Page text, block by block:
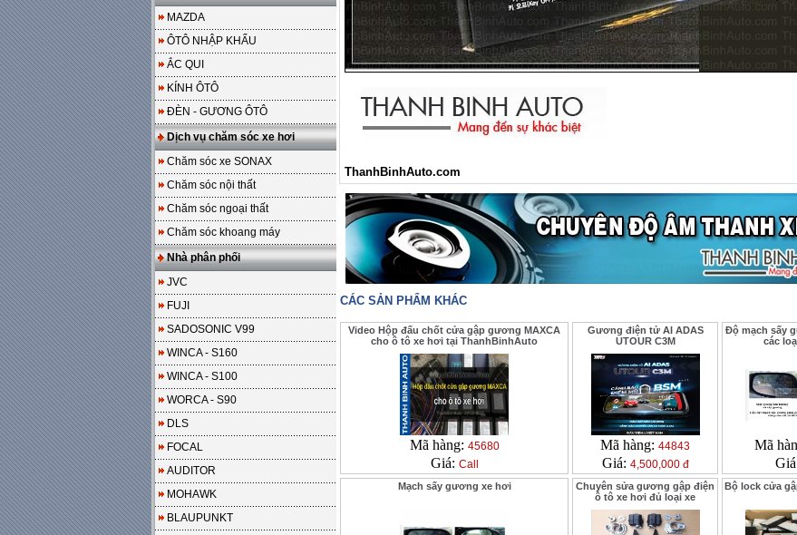
MAZDA
ÔTÔ NHẬP KHẨU
ẮC QUI
KÍNH ÔTÔ
ĐÈN - GƯƠNG ÔTÔ
Dịch vụ chăm sóc xe hơi
Chăm sóc xe SONAX
Chăm sóc nội thất
Chăm sóc ngoại thất
Chăm sóc khoang máy
Nhà phân phối
JVC
FUJI
SADOSONIC V99
WINCA - S160
WINCA - S100
WORCA - S90
DLS
FOCAL
AUDITOR
MOHAWK
BLAUPUNKT
ThanhBinhAuto.com
CÁC SẢN PHẨM KHÁC
Video Hộp đấu chốt cửa gập gương MAXCA
cho ô tô xe hơi tại ThanhBinhAuto
Mã hàng: 45680
Giá: Call
Gương điện tử AI ADAS
UTOUR C3M
Mã hàng: 44843
Giá: 4,500,000 đ
Độ mạch sấy
các
Mã
Mạch sấy gương xe hơi
Chuyên sửa gương gập điện
ô tô xe hơi đủ loại xe
Bộ lock cửa